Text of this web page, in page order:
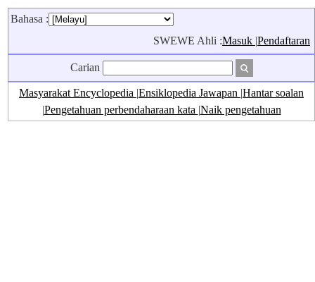
Bahasa :
SWEWE Ahli :Masuk |Pendaftaran
Carian
Masyarakat Encyclopedia |Ensiklopedia Jawapan |Hantar soalan
|Pengetahuan perbendaharaan kata |Naik pengetahuan